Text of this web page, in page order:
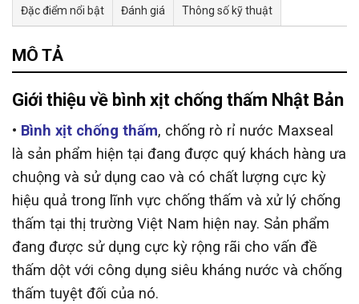
Đặc điểm nổi bật Đánh giá Thông số kỹ thuật
MÔ TẢ
Giới thiệu về bình xịt chống thấm Nhật Bản
• Bình xịt chống thấm, chống rò rỉ nước Maxseal
là sản phẩm hiện tại đang được quý khách hàng ưa
chuộng và sử dụng cao và có chất lượng cực kỳ
hiệu quả trong lĩnh vực chống thấm và xử lý chống
thấm tại thị trường Việt Nam hiện nay. Sản phẩm
đang được sử dụng cực kỳ rộng rãi cho vấn đề
thấm dột với công dụng siêu kháng nước và chống
thấm tuyệt đối của nó.